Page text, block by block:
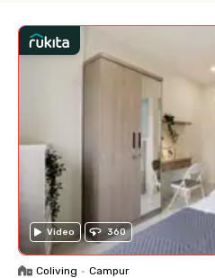
Video 360
Coliving • Campur